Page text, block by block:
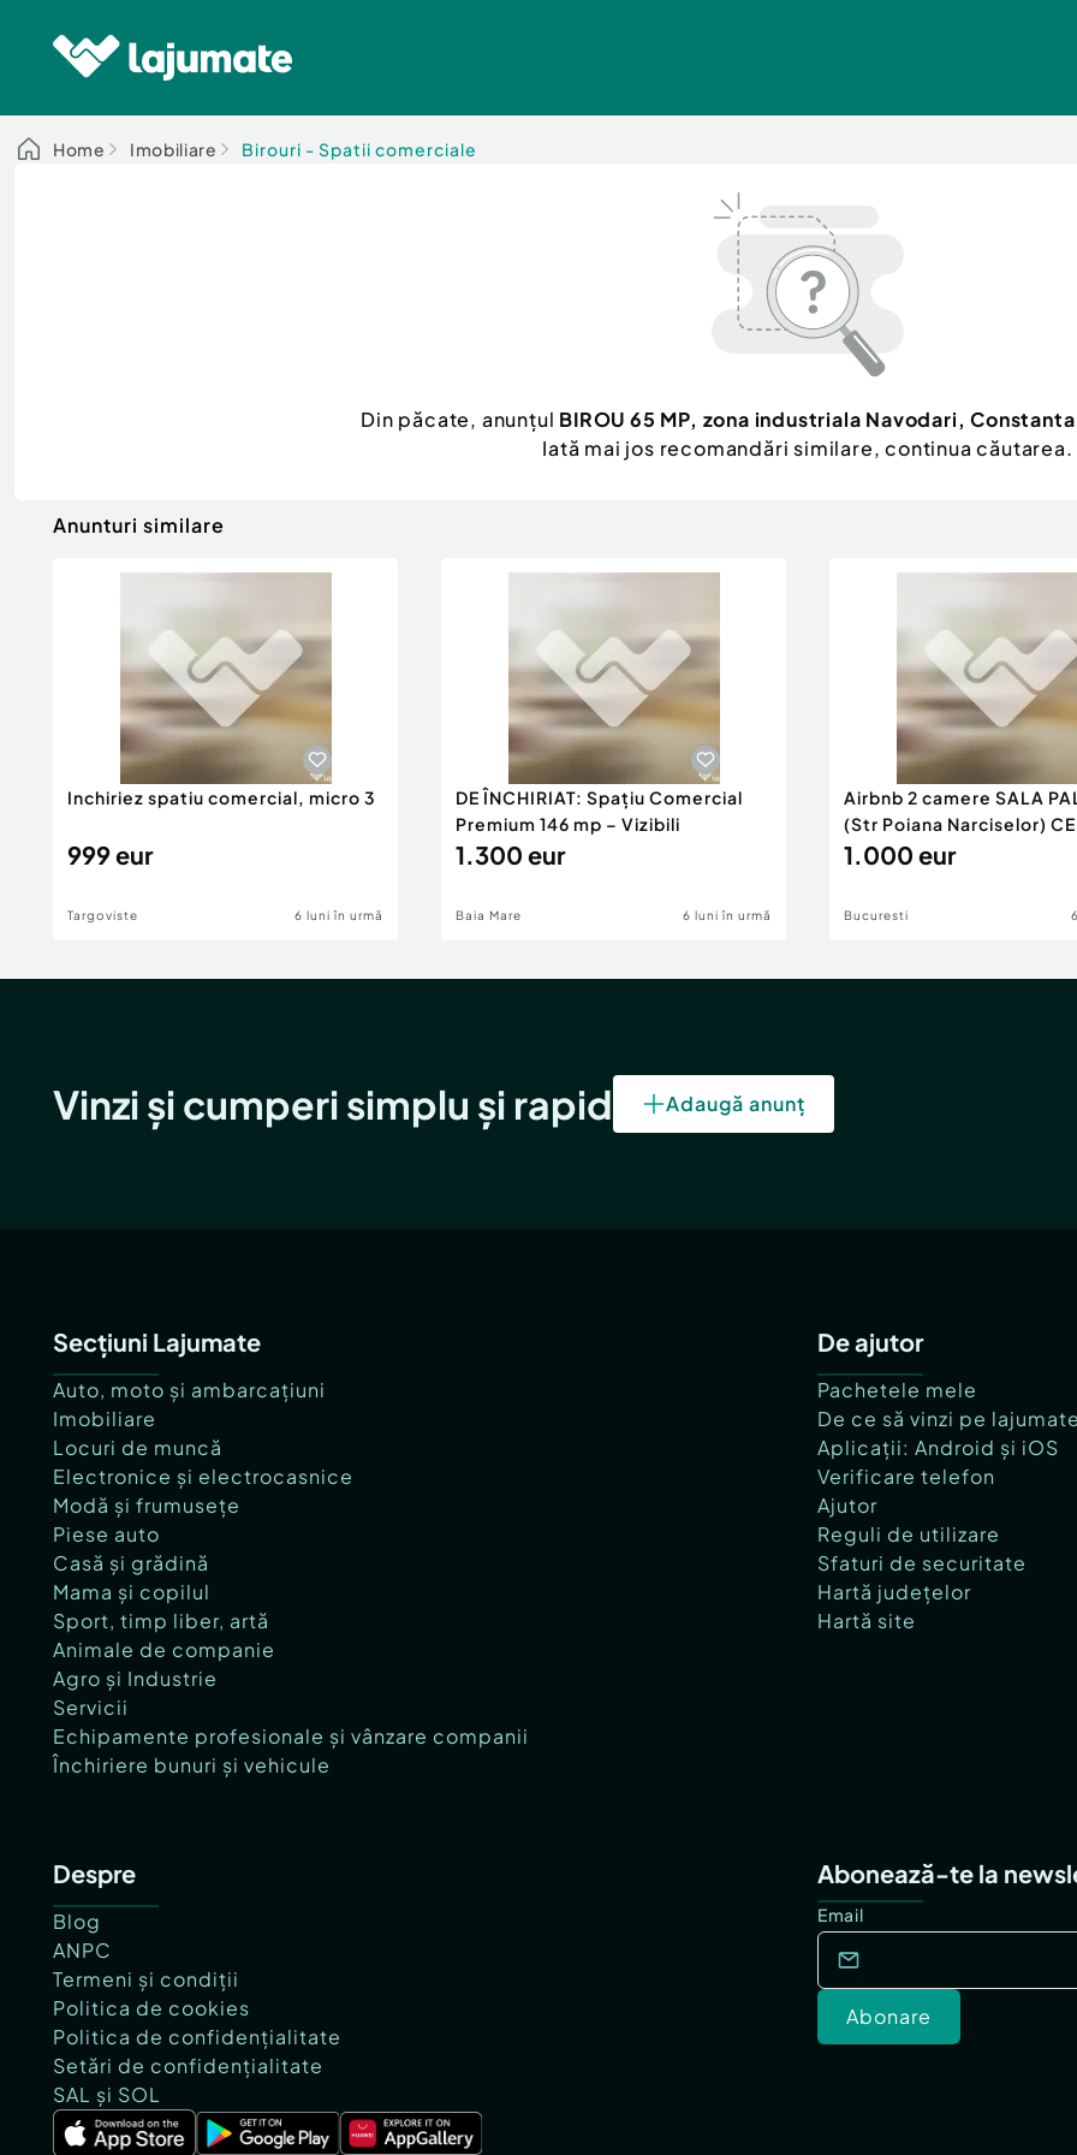
Home Imobiliare Birouri - Spatii comerciale
Din păcate, anunțul BIROU 65 MP, zona industriala Navodari, Constanta
Iată mai jos recomandări similare, continua căutarea.
Anunturi similare
Inchiriez spatiu comercial, micro 3
999 eur
Targoviste 6 luni în urmă
DE ÎNCHIRIAT: Spațiu Comercial
Premium 146 mp – Vizibili
1.300 eur
Baia Mare 6 luni în urmă
Airbnb 2 camere SALA
(Str Poiana Narciselor)
1.000 eur
Bucuresti
Vinzi și cumperi simplu și rapid Adaugă anunț
Secțiuni Lajumate
Auto, moto și ambarcațiuni
Imobiliare
Locuri de muncă
Electronice și electrocasnice
Modă și frumusețe
Piese auto
Casă și grădină
Mama și copilul
Sport, timp liber, artă
Animale de companie
Agro și Industrie
Servicii
Echipamente profesionale și vânzare companii
Închiriere bunuri și vehicule
De ajutor
Pachetele mele
De ce să vinzi pe
Aplicații: Android și iOS
Verificare telefon
Ajutor
Reguli de utilizare
Sfaturi de securitate
Hartă județelor
Hartă site
Despre
Blog
ANPC
Termeni și condiții
Politica de cookies
Politica de confidențialitate
Setări de confidențialitate
SAL și SOL
Abonează-te la
Email
Abonare